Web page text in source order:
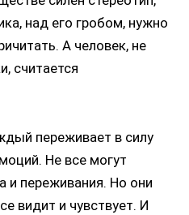
над его гробом, нужно
А человек, не
считается
переживает в силу
Не все могут
и переживания. Но они
видит и чувствует. И